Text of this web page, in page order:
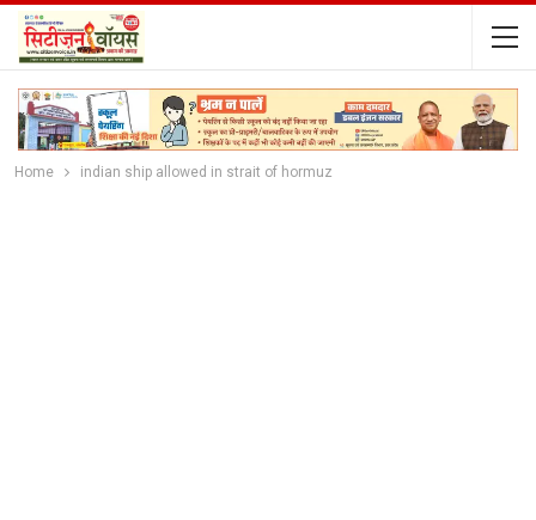
Home indian ship allowed in strait of hormuz